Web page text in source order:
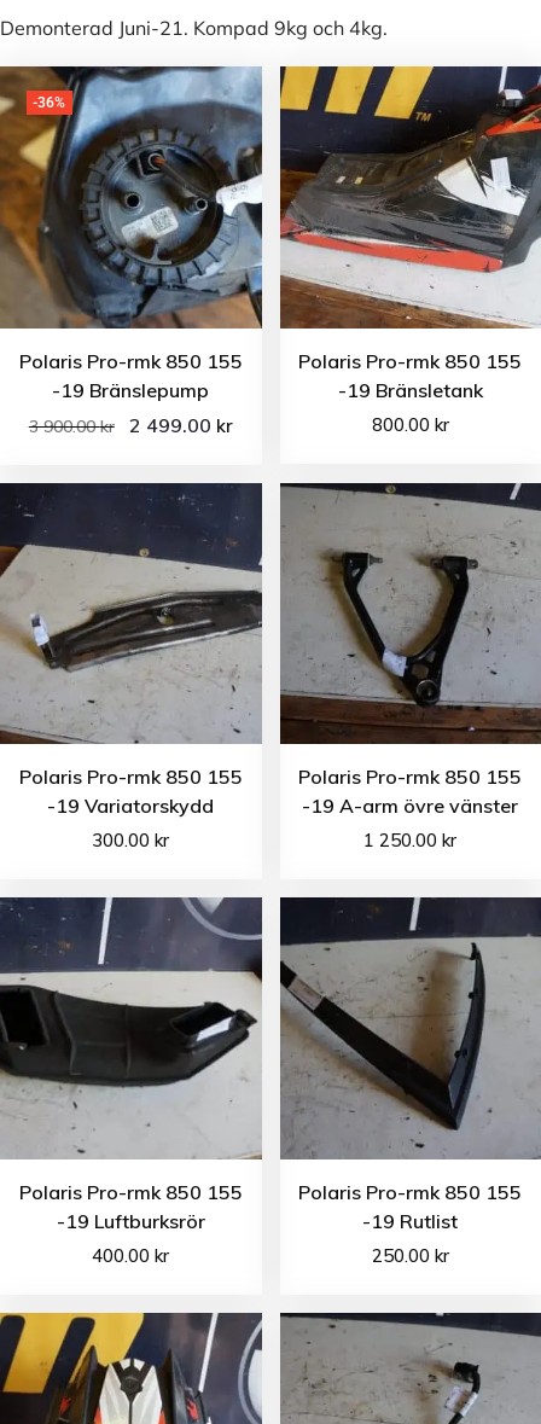
Demonterad Juni-21. Kompad 9kg och 4kg.
-36%
Polaris Pro-rmk 850 155
-19 Bränslepump
3 900.00kr 2 499.00 kr
Polaris Pro-rmk 850 155
-19 Bränsletank
800.00 kr
Polaris Pro-rmk 850 155
-19 Variatorskydd
300.00kr
Polaris Pro-rmk 850 155
-19 A-arm övre vänster
1 250.00kr
Polaris Pro-rmk 850 155
-19 Luftburksrör
400.00kr
Polaris Pro-rmk 850 155
-19 Rutlist
250.00 kr